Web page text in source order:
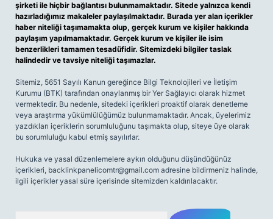
şirketi ile hiçbir bağlantısı bulunmamaktadır. Sitede yalnızca kendi
hazırladığımız makaleler paylaşılmaktadır. Burada yer alan içerikler
haber niteliği taşımamakta olup, gerçek kurum ve kişiler hakkında
paylaşım yapılmamaktadır. Gerçek kurum ve kişiler ile isim
benzerlikleri tamamen tesadüfidir. Sitemizdeki bilgiler taslak
halindedir ve tavsiye niteliği taşımazlar.
Sitemiz, 5651 Sayılı Kanun gereğince Bilgi Teknolojileri ve İletişim
Kurumu (BTK) tarafından onaylanmış bir Yer Sağlayıcı olarak hizmet
vermektedir. Bu nedenle, sitedeki içerikleri proaktif olarak denetleme
veya araştırma yükümlülüğümüz bulunmamaktadır. Ancak, üyelerimiz
yazdıkları içeriklerin sorumluluğunu taşımakta olup, siteye üye olarak
bu sorumluluğu kabul etmiş sayılırlar.
Hukuka ve yasal düzenlemelere aykırı olduğunu düşündüğünüz
içerikleri, backlinkpanelicomtr@gmail.com adresine bildirmeniz halinde,
ilgili içerikler yasal süre içerisinde sitemizden kaldırılacaktır.